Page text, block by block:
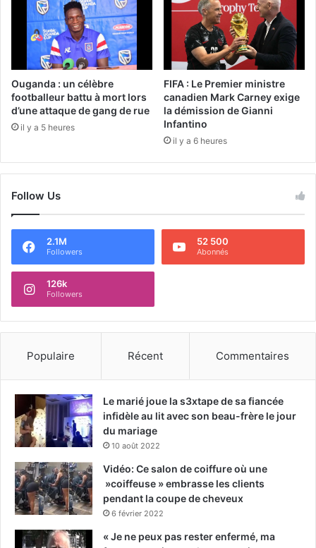
Ouganda : un célèbre
footballeur battu à mort lors
d’une attaque de gang de rue
il y a 5 heures
FIFA : Le Premier ministre
canadien Mark Carney exige
la démission de Gianni
Infantino
il y a 6 heures
Follow Us
2.1M
Followers
52 500
Abonnés
126k
Followers
Populaire Récent Commentaires
Le marié joue la s3xtape de sa fiancée
infidèle au lit avec son beau-frère le jour
du mariage
10 août 2022
Vidéo: Ce salon de coiffure où une
»coiffeuse » embrasse les clients
pendant la coupe de cheveux
6 février 2022
« Je ne peux pas rester enfermé, ma